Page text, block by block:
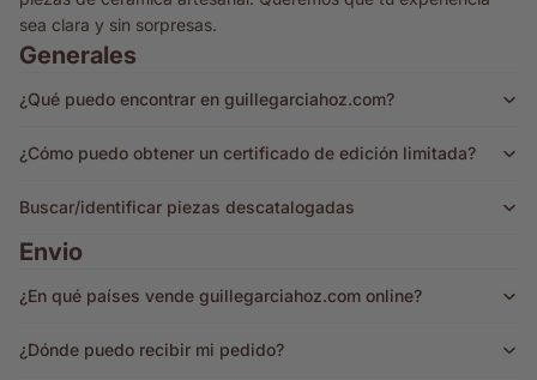
sea clara y sin sorpresas.
Generales
¿Qué puedo encontrar en guillegarciahoz.com?
¿Cómo puedo obtener un certificado de edición limitada?
Buscar/identificar piezas descatalogadas
Envio
¿En qué países vende guillegarciahoz.com online?
¿Dónde puedo recibir mi pedido?